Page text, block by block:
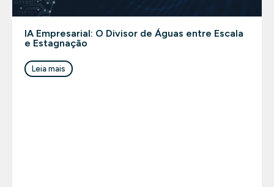
IA Empresarial: O Divisor de Águas entre Escala
e Estagnação
Leia mais